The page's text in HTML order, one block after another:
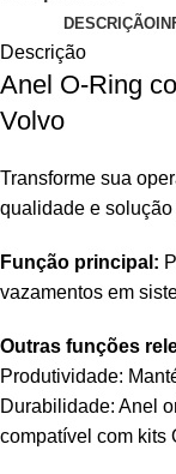
DESCRIÇÃO
Descrição
Anel O‑Ring
Volvo
Transforme sua
qualidade e
Função principal:
vazamentos em
Outras funções
Produtividade:
Durabilidade: Anel
compatível com kits